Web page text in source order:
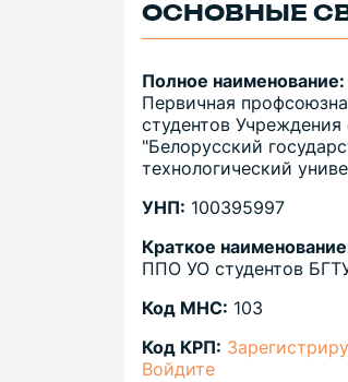
ОСНОВНЫЕ
Полное наименование:
Первичная
студентов Учреждения
"Белорусский
технологический
УНП: 100395997
Краткое
ППО УО студентов
Код МНС: 103
Код КРП:
Войдите